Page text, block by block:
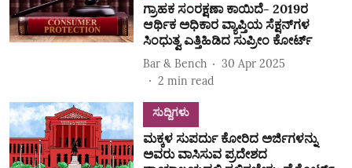
ಗ್ರಾಹಕ ಸಂರಕ್ಷಣಾ ಕಾಯಿದೆ- 2019ರ
ಆರ್ಥಿಕ ಅಧಿಕಾರ ವ್ಯಾಪ್ತಿಯ ಸೆಕ್ಷನ್‌ಗಳ
ಸಿಂಧುತ್ವ ಎತ್ತಿಹಿಡಿದ ಸುಪ್ರೀಂ ಕೋರ್ಟ್
Bar & Bench
30 Apr 2025
2 min read
ಸುದ್ದಿಗಳು
ಮಕ್ಕಳ ಸುಪರ್ದು ಕೋರಿದ ಅರ್ಜಿಗಳನ್ನು
ಅವರು ವಾಸಿಸುವ ಪ್ರದೇಶದ